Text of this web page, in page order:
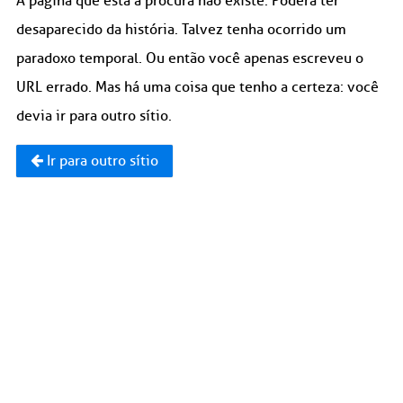
desaparecido da história. Talvez tenha ocorrido um
paradoxo temporal. Ou então você apenas escreveu o
URL errado. Mas há uma coisa que tenho a certeza: você
devia ir para outro sítio.
Ir para outro sítio